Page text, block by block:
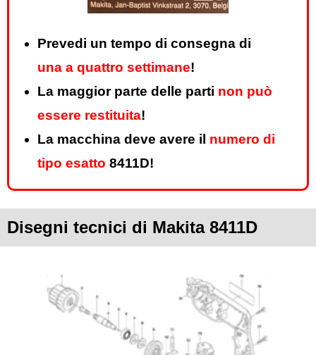
Prevedi un tempo di consegna di
una a quattro settimane!
La maggior parte delle parti non può
essere restituita!
La macchina deve avere il numero di
tipo esatto 8411D!
Disegni tecnici di Makita 8411D